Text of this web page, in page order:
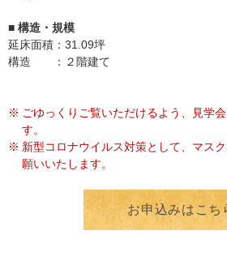
■ 構造・規模
延床面積：31.09坪
構造 ：２階建て
ごゆっくりご覧いただけるよう、見学
す。
新型コロナウイルス対策として、マス
願いいたします。
お申込みはこち